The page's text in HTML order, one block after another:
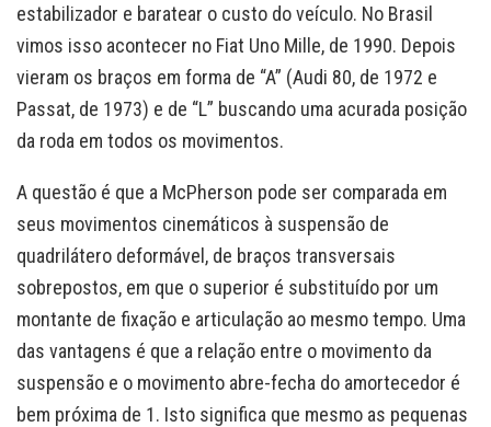
estabilizador e baratear o custo do veículo. No Brasil
vimos isso acontecer no Fiat Uno Mille, de 1990. Depois
vieram os braços em forma de “A” (Audi 80, de 1972 e
Passat, de 1973) e de “L” buscando uma acurada posição
da roda em todos os movimentos.
A questão é que a McPherson pode ser comparada em
seus movimentos cinemáticos à suspensão de
quadrilátero deformável, de braços transversais
sobrepostos, em que o superior é substituído por um
montante de fixação e articulação ao mesmo tempo. Uma
das vantagens é que a relação entre o movimento da
suspensão e o movimento abre-fecha do amortecedor é
bem próxima de 1. Isto significa que mesmo as pequenas